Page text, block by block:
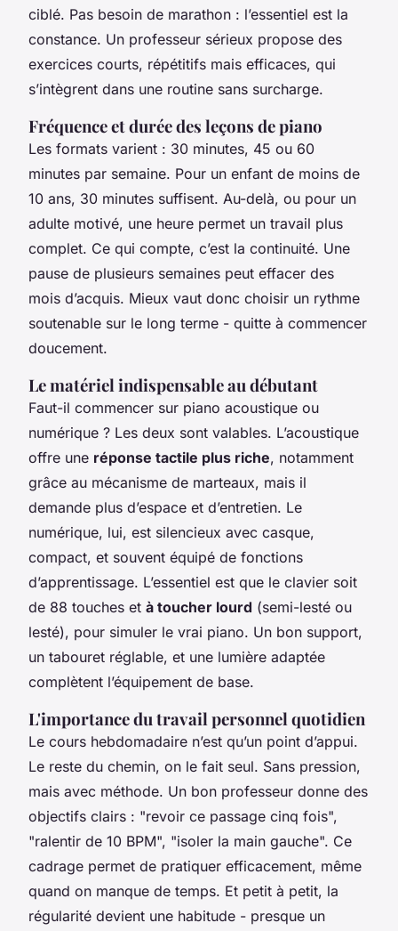
ciblé. Pas besoin de marathon : l’essentiel est la
constance. Un professeur sérieux propose des
exercices courts, répétitifs mais efficaces, qui
s’intègrent dans une routine sans surcharge.
Fréquence et durée des leçons de piano
Les formats varient : 30 minutes, 45 ou 60
minutes par semaine. Pour un enfant de moins de
10 ans, 30 minutes suffisent. Au-delà, ou pour un
adulte motivé, une heure permet un travail plus
complet. Ce qui compte, c’est la continuité. Une
pause de plusieurs semaines peut effacer des
mois d’acquis. Mieux vaut donc choisir un rythme
soutenable sur le long terme - quitte à commencer
doucement.
Le matériel indispensable au débutant
Faut-il commencer sur piano acoustique ou
numérique ? Les deux sont valables. L’acoustique
offre une réponse tactile plus riche, notamment
grâce au mécanisme de marteaux, mais il
demande plus d’espace et d’entretien. Le
numérique, lui, est silencieux avec casque,
compact, et souvent équipé de fonctions
d’apprentissage. L’essentiel est que le clavier soit
de 88 touches et à toucher lourd (semi-lesté ou
lesté), pour simuler le vrai piano. Un bon support,
un tabouret réglable, et une lumière adaptée
complètent l’équipement de base.
L'importance du travail personnel quotidien
Le cours hebdomadaire n’est qu’un point d’appui.
Le reste du chemin, on le fait seul. Sans pression,
mais avec méthode. Un bon professeur donne des
objectifs clairs : "revoir ce passage cinq fois",
"ralentir de 10 BPM", "isoler la main gauche". Ce
cadrage permet de pratiquer efficacement, même
quand on manque de temps. Et petit à petit, la
régularité devient une habitude - presque un